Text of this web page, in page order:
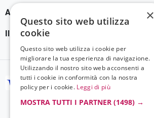
Assistenza Clienti
Il tuo account
×
Questo sito web utilizza
cookie
Questo sito web utilizza i cookie per
migliorare la tua esperienza di navigazione.
Utilizzando il nostro sito web acconsenti a
tutti i cookie in conformità con la nostra
policy per i cookie. Leggi di più
MOSTRA TUTTI I PARTNER (1498) →